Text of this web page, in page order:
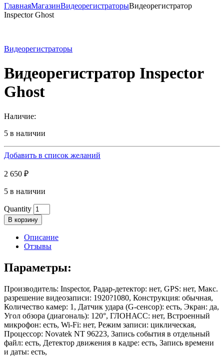
ГлавнаяМагазинВидеорегистраторыВидеорегистратор
Inspector Ghost
Видеорегистраторы
Видеорегистратор Inspector
Ghost
Наличие:
5 в наличии
Добавить в список желаний
2 650 ₽
5 в наличии
Quantity
В корзину
Описание
Отзывы
Параметры:
Производитель: Inspector, Радар-детектор: нет, GPS: нет, Макс.
разрешение видеозаписи: 1920?1080, Конструкция: обычная,
Количество камер: 1, Датчик удара (G-сенсор): есть, Экран: да,
Угол обзора (диагональ): 120°, ГЛОНАСС: нет, Встроенный
микрофон: есть, Wi-Fi: нет, Режим записи: циклическая,
Процессор: Novatek NT 96223, Запись события в отдельный
файл: есть, Детектор движения в кадре: есть, Запись времени
и даты: есть,